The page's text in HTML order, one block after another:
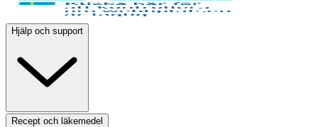
Hjälp och support
Recept och läkemedel